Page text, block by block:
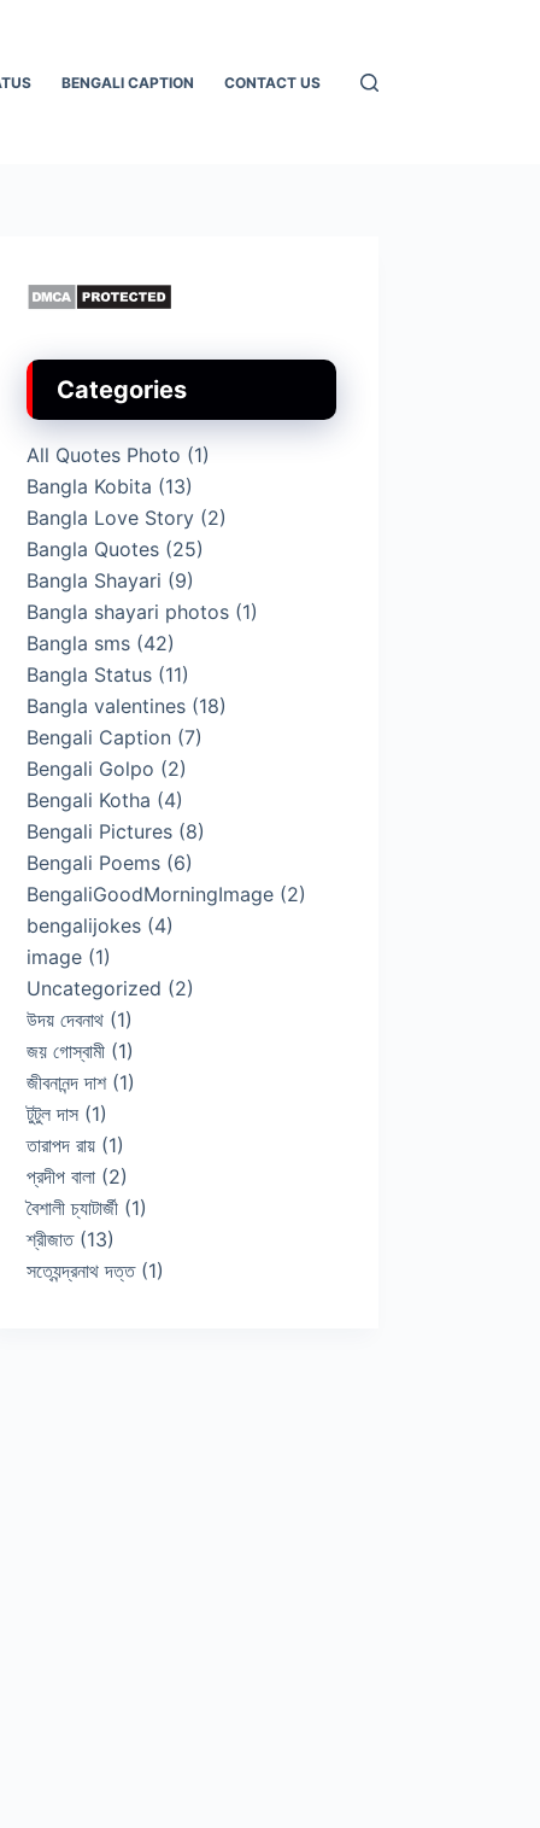
BENGALI CAPTION CONTACT US
Categories
All Quotes Photo (1)
Bangla Kobita (13)
Bangla Love Story (2)
Bangla Quotes (25)
Bangla Shayari (9)
Bangla shayari photos (1)
Bangla sms (42)
Bangla Status (11)
Bangla valentines (18)
Bengali Caption (7)
Bengali Golpo (2)
Bengali Kotha (4)
Bengali Pictures (8)
Bengali Poems (6)
BengaliGoodMorningImage (2)
bengalijokes (4)
image (1)
Uncategorized (2)
উদয় দেবনাথ (1)
জয় গোস্বামী (1)
জীবনানন্দ দাশ(1)
টুটুল দাস (1)
তারাপদ রায় (1)
প্রদীপ বালা (2)
বৈশালী চ্যাটার্জী (1)
শ্রীজাত(13)
সত্যেন্দ্রনাথ দত্ত(1)